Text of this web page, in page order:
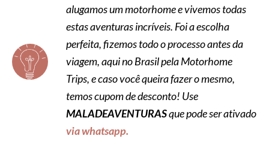
alugamos um motorhome e vivemos todas
estas aventuras incríveis. Foi a escolha
perfeita, fizemos todo o processo antes da
viagem, aqui no Brasil pela Motorhome
Trips, e caso você queira fazer o mesmo,
temos cupom de desconto! Use
MALADEAVENTURASque pode ser ativado
via whatsapp.